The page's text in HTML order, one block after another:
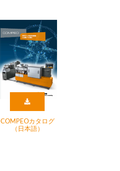
COMPEOカタログ
（日本語）